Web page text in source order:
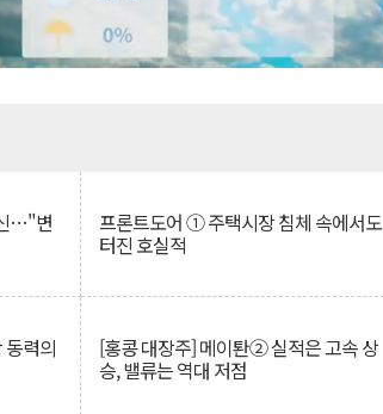
…"변 프론트도어 ① 주택시장 침체 속에서도
터진 호실적
력의 [홍콩 대장주] 메이퇀② 실적은 고속 상
승, 밸류는 역대 저점